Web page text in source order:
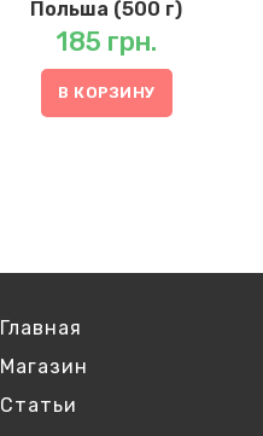
Польша (500 г)
185 грн.
В КОРЗИНУ
Главная
Магазин
Статьи